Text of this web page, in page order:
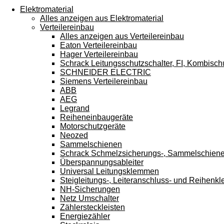
können
Touch-
und
Streichgesten
verwenden.
Elektromaterial
Alles anzeigen aus Elektromaterial
Verteilereinbau
Alles anzeigen aus Verteilereinbau
Eaton Verteilereinbau
Hager Verteilereinbau
Schrack Leitungsschutzschalter, FI,
SCHNEIDER ELECTRIC
Siemens Verteilereinbau
ABB
AEG
Legrand
Reiheneinbaugeräte
Motorschutzgeräte
Neozed
Sammelschienen
Schrack Schmelzsicherungs-,
Überspannungsableiter
Universal Leitungsklemmen
Steigleitungs-, Leiteranschluss- und
NH-Sicherungen
Netz Umschalter
Zählersteckleisten
Energiezähler